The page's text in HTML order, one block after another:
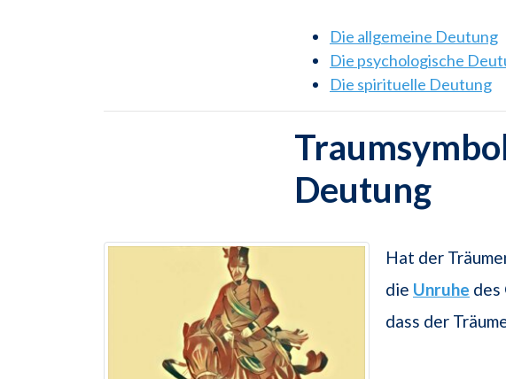
Die allgemeine Deutung
Die psychologische
Die spirituelle Deutung
Deutung
Hat der
die Unruhe des
dass der